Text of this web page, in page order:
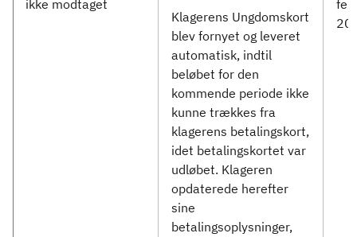
ikke modtaget
Klagerens Ungdomskort
blev fornyet og leveret
automatisk, indtil
beløbet for den
kommende periode ikke
kunne trækkes fra
klagerens betalingskort,
idet betalingskortet var
udløbet. Klageren
opdaterede herefter
sine
betalingsoplysninger,